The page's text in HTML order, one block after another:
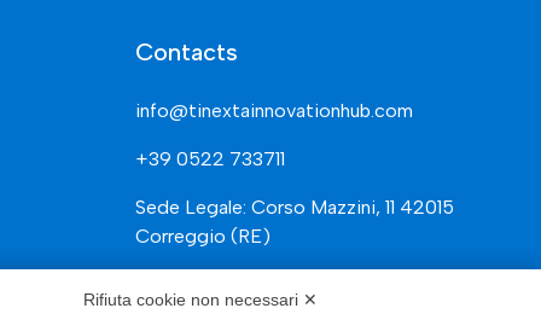
Contacts
info@tinextainnovationhub.com
+39 0522 733711
Sede Legale: Corso Mazzini, 11 42015
Correggio (RE)
Rifiuta cookie non necessari ✕